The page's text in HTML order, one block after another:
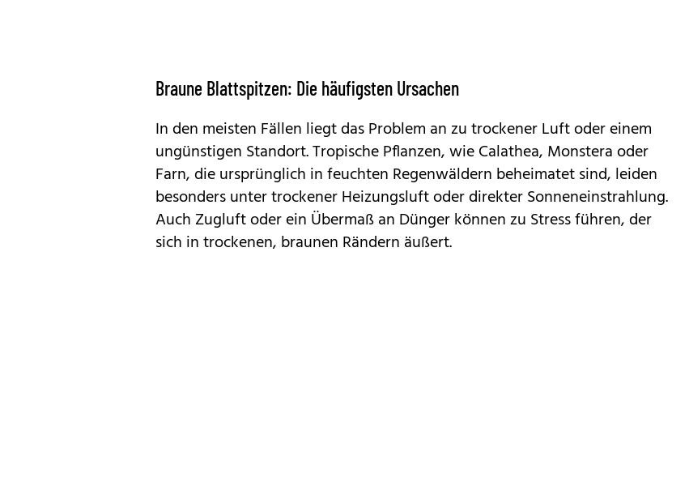
Braune Blattspitzen: Die häufigsten Ursachen
In den meisten Fällen liegt das Problem an zu trockener Luft oder einem
ungünstigen Standort. Tropische Pflanzen, wie Calathea, Monstera oder
Farn, die ursprünglich in feuchten Regenwäldern beheimatet sind, leiden
besonders unter trockener Heizungsluft oder direkter Sonneneinstrahlung.
Auch Zugluft oder ein Übermaß an Dünger können zu Stress führen, der
sich in trockenen, braunen Rändern äußert.